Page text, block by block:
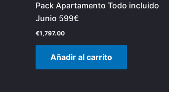
Pack Apartamento Todo incluido
Junio 599€
€1,797.00
Añadir al carrito